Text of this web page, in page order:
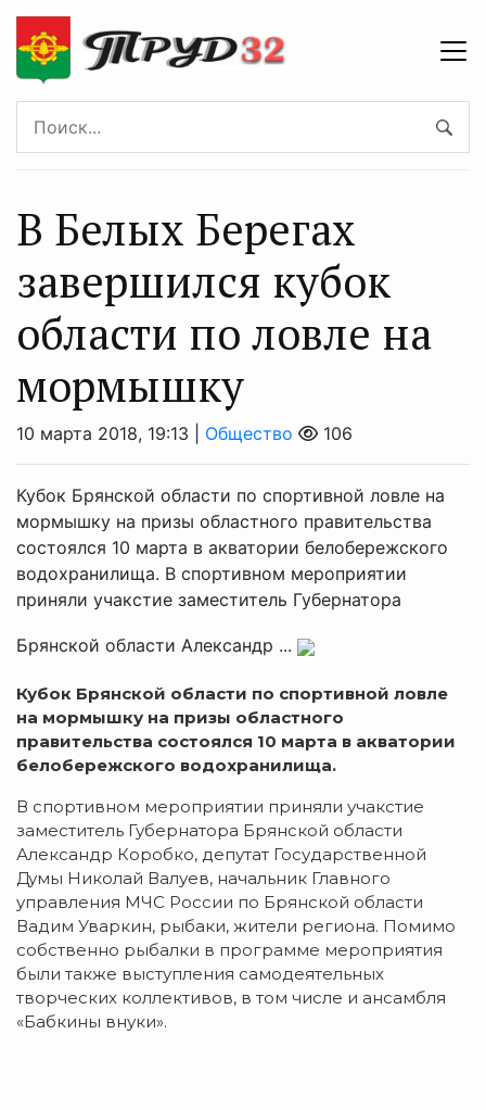
В Белых Берегах
завершился кубок
области по ловле на
мормышку
10 марта 2018, 19:13 | Общество 106
Кубок Брянской области по спортивной ловле на
мормышку на призы областного правительства
состоялся 10 марта в акватории белобережского
водохранилища. В спортивном мероприятии
приняли учакстие заместитель Губернатора
Брянской области Александр ...
Кубок Брянской области по спортивной ловле
на мормышку на призы областного
правительства состоялся 10 марта в акватории
белобережского водохранилища.
В спортивном мероприятии приняли учакстие
заместитель Губернатора Брянской области
Александр Коробко, депутат Государственной
Думы Николай Валуев, начальник Главного
управления МЧС России по Брянской области
Вадим Уваркин, рыбаки, жители региона. Помимо
собственно рыбалки в программе мероприятия
были также выступления самодеятельных
творческих коллективов, в том числе и ансамбля
«Бабкины внуки».